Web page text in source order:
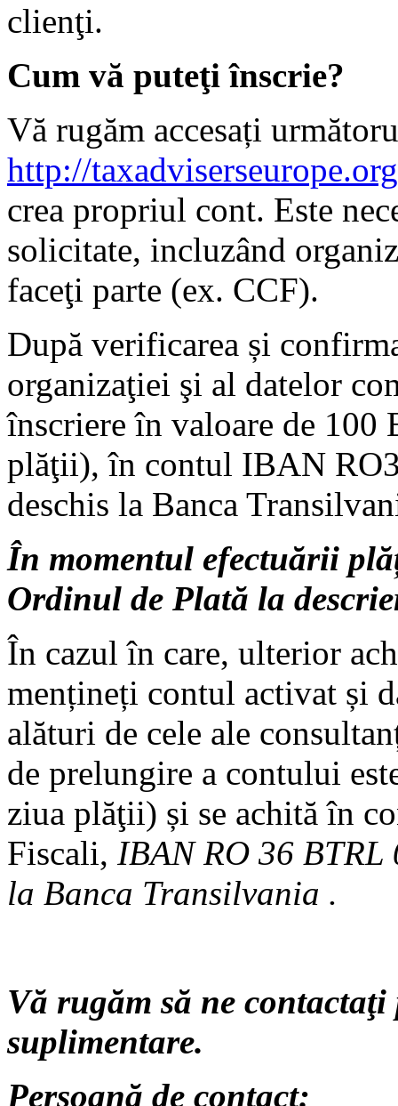
clienţi.
Cum vă puteţi înscrie?
Vă rugăm accesați
http://
crea propriul cont. Este
solicitate, incluzând
faceţi parte (ex. CCF).
După verificarea și
organizaţiei şi al datelor
înscriere în valoare de
plăţii), în contul IBAN
deschis la Banca
În momentul efectuării
Ordinul de Plată la
În cazul în care, ulterior
mențineți contul activat și
alături de cele ale
de prelungire a contului
ziua plăţii) și se achită în
Fiscali, IBAN RO 36 BTRL
la Banca Transilvania .
Vă rugăm să ne
suplimentare.
Persoană de contact: